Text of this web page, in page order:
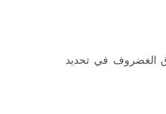
الغضروف في تحديد